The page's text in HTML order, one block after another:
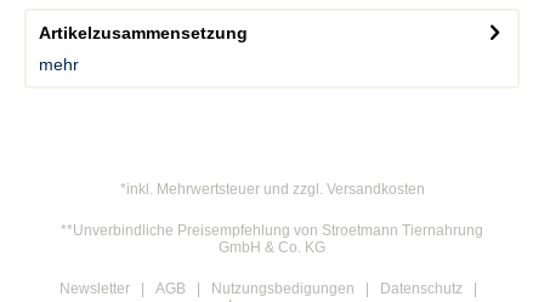
Artikelzusammensetzung
mehr
*inkl. Mehrwertsteuer und zzgl. Versandkosten
**Unverbindliche Preisempfehlung von Stroetmann Tiernahrung
GmbH & Co. KG
Newsletter AGB Nutzungsbedigungen
Datenschutz